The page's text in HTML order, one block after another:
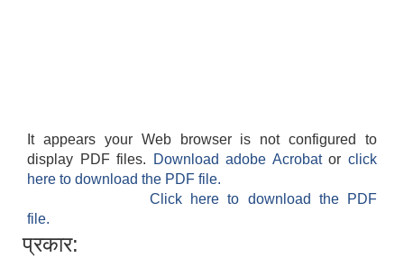
It appears your Web browser is not configured to
display PDF files.
Download adobe Acrobatorclick
here to download the PDF file.
Click here to download the PDF
file.
प्रकार: